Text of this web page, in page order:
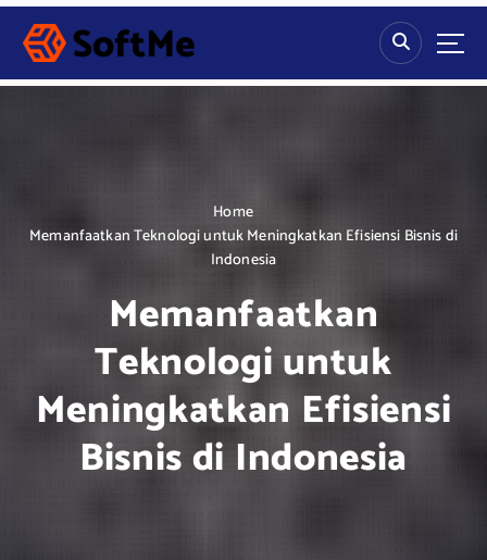
S
p
Home
Memanfaatkan Teknologi untuk Meningkatkan Efisiensi Bisnis di
Indonesia
Memanfaatkan
Teknologi untuk
Meningkatkan Efisiensi
Bisnis di Indonesia